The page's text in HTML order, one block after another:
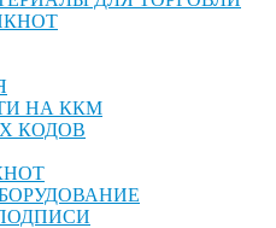
НА ККМ
КОДОВ